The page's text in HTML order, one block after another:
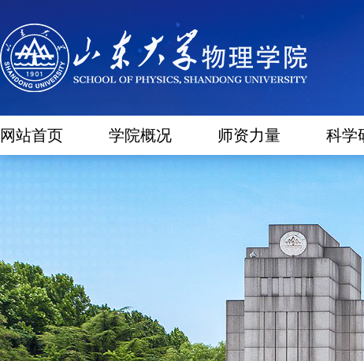
网站首页 学院概况 师资力量 科学